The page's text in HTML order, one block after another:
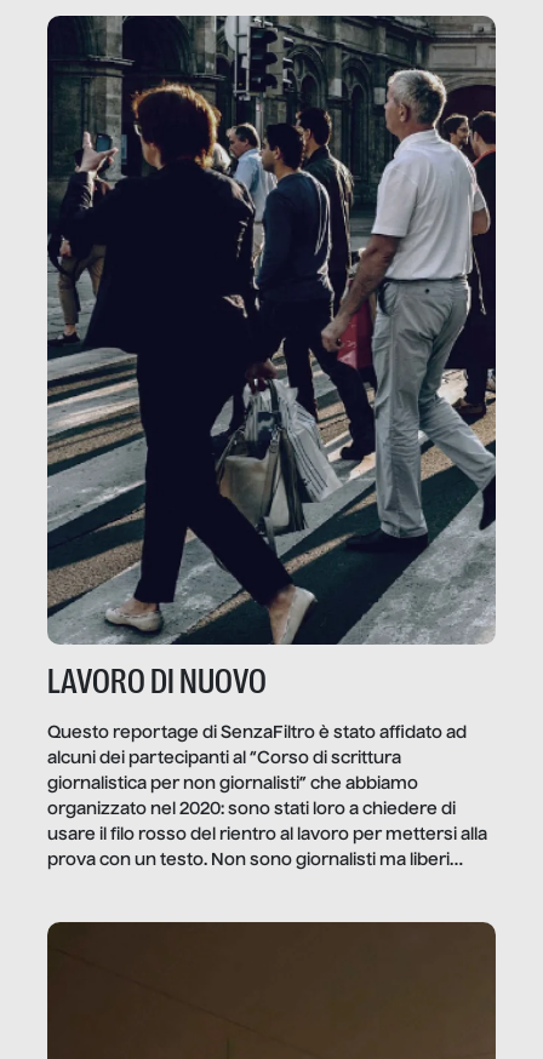
LAVORO DI NUOVO
Questo reportage di SenzaFiltro è stato affidato ad
alcuni dei partecipanti al “Corso di scrittura
giornalistica per non giornalisti” che abbiamo
organizzato nel 2020: sono stati loro a chiedere di
usare il filo rosso del rientro al lavoro per mettersi alla
prova con un testo. Non sono giornalisti ma liberi